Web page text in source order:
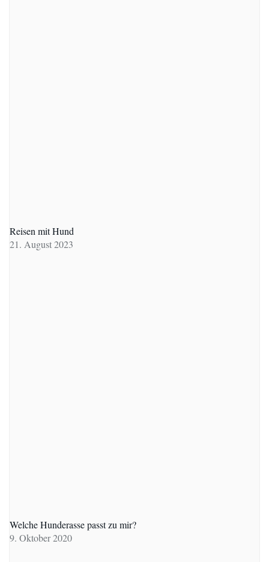
Reisen mit Hund
21. August 2023
Welche Hunderasse passt zu mir?
9. Oktober 2020